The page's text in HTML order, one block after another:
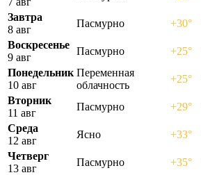
Завтра
8 авг
Пасмурно +30°
Воскресенье
9 авг
Пасмурно +25°
Понедельник
10 авг
Переменная
облачность
+25°
Вторник
11 авг
Пасмурно +29°
Среда
12 авг
Ясно +33°
Четверг
13 авг
Пасмурно +35°